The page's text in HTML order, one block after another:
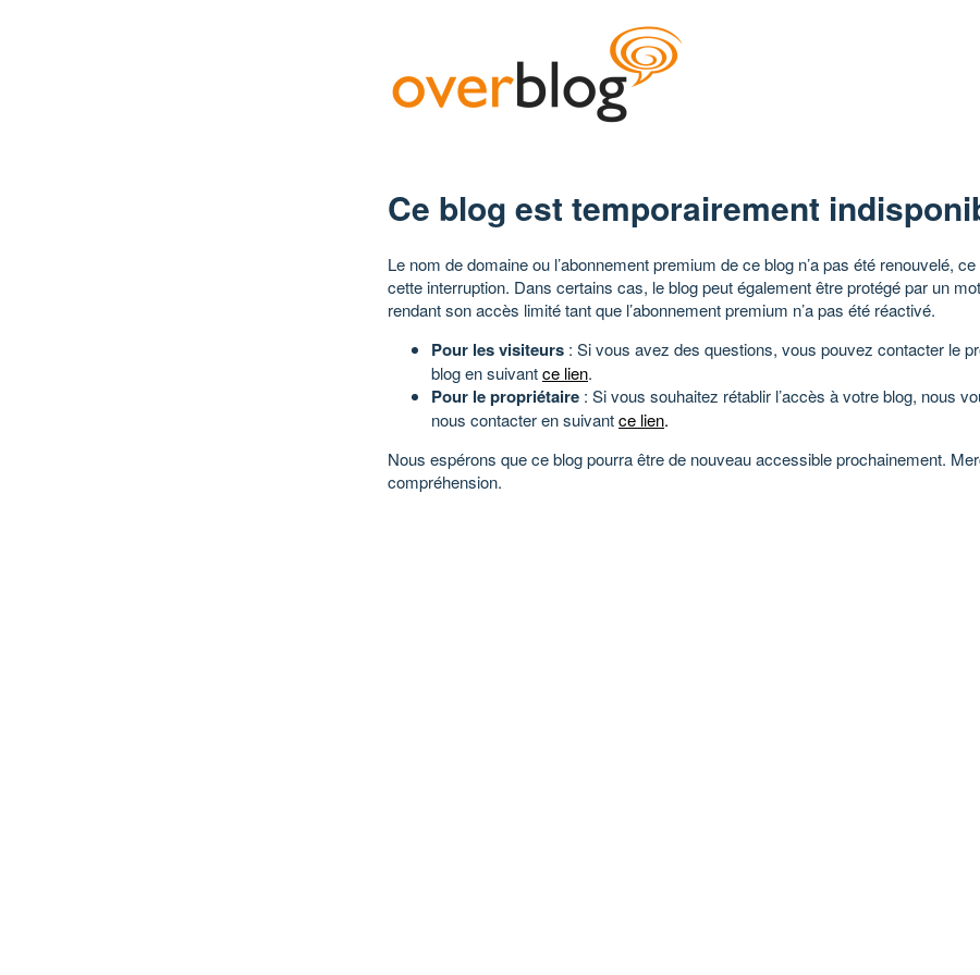
Ce blog est temporairement
Le nom de domaine ou l’abonnement premium de ce blog n’a pas été renouvelé,
cette interruption. Dans certains cas, le blog peut également être protégé par un
rendant son accès limité tant que l’abonnement premium n’a pas été réactivé.
Pour les visiteurs : Si vous avez des questions, vous pouvez contacter le
blog en suivantce lien.
Pour le propriétaire : Si vous souhaitez rétablir l’accès à votre blog, nous
nous contacter en suivantce lien.
Nous espérons que ce blog pourra être de nouveau accessible prochainement.
compréhension.